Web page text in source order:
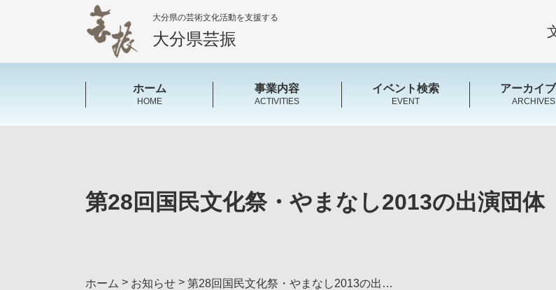
大分県の芸術文化活動を支援する
大分県芸振
ホーム
HOME
事業内容
ACTIVITIES
イベント検索
EVENT
アーカイ
ARCHIVES
第28回国民文化祭・やまなし2013の出演団体
ホーム > お知らせ > 第28回国民文化祭・やまなし2013の出演団体（者）募集のお知らせ